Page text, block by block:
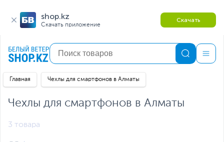
shop.kz
Скачать приложение
Скачать
Главная Чехлы для смартфонов в Алматы
Чехлы для смартфонов в Алматы
3 товара